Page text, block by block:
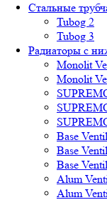
Стальные
Tubog 2
Tubog 3
Радиаторы с
Monolit
Monolit
Base
Base
Base
Alum
Alum